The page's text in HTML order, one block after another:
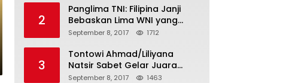
2
Panglima TNI: Filipina Janji
Bebaskan Lima WNI yang
Disandera Abu Sayyaf
September 8, 2017 1712
3
Tontowi Ahmad/Liliyana
Natsir Sabet Gelar Juara
Dunia Kedua
September 8, 2017 1463